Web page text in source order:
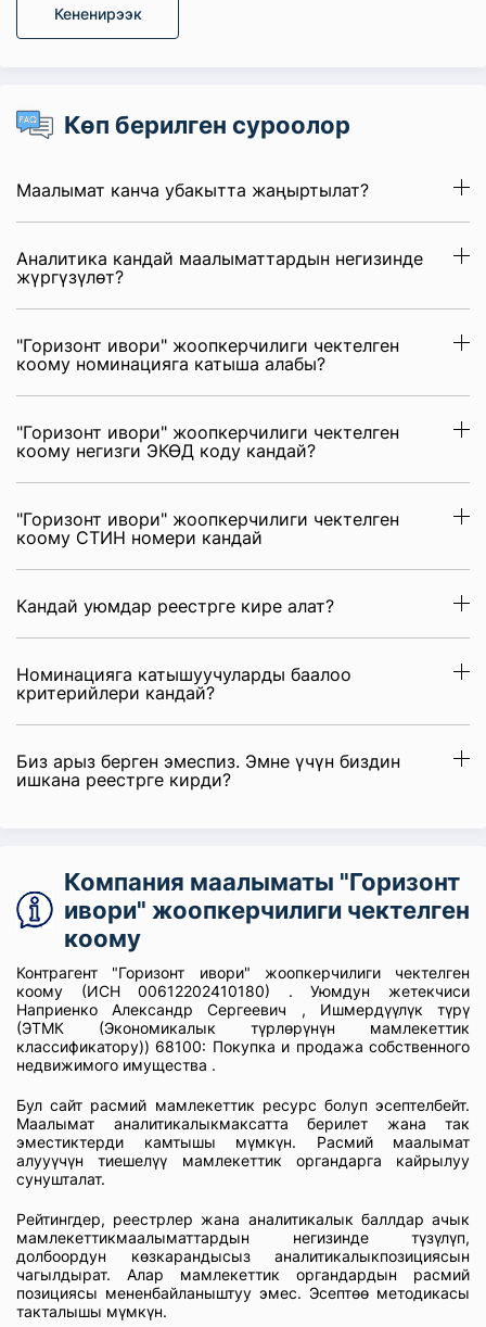
Кененирээк
Көп берилген суроолор
Маалымат канча убакытта жаңыртылат?
Аналитика кандай маалыматтардын негизинде
жүргүзүлөт?
"Горизонт ивори" жоопкерчилиги чектелген
коому номинацияга катыша алабы?
"Горизонт ивори" жоопкерчилиги чектелген
коому негизги ЭКӨД коду кандай?
"Горизонт ивори" жоопкерчилиги чектелген
коому СТИН номери кандай
Кандай уюмдар реестрге кире алат?
Номинацияга катышуучуларды баалоо
критерийлери кандай?
Биз арыз берген эмеспиз. Эмне үчүн биздин
ишкана реестрге кирди?
Компания маалыматы "Горизонт
ивори" жоопкерчилиги чектелген
коому
Контрагент "Горизонт ивори" жоопкерчилиги чектелген
коому (ИСН 00612202410180) . Уюмдун жетекчиси
Наприенко Александр Сергеевич , Ишмердүүлүк түрү
(ЭТМК (Экономикалык түрлөрүнүн мамлекеттик
классификатору)) 68100: Покупка и продажа собственного
недвижимого имущества .
Бул сайт расмий мамлекеттик ресурс болуп эсептелбейт.
Маалымат аналитикалыкмаксатта берилет жана так
эместиктерди камтышы мүмкүн. Расмий маалымат
алууүчүн тиешелүү мамлекеттик органдарга кайрылуу
сунушталат.
Рейтингдер, реестрлер жана аналитикалык баллдар ачык
мамлекеттикмаалыматтардын негизинде түзүлүп,
долбоордун көзкарандысыз аналитикалыкпозициясын
чагылдырат. Алар мамлекеттик органдардын расмий
позициясы мененбайланыштуу эмес. Эсептөө методикасы
такталышы мүмкүн.